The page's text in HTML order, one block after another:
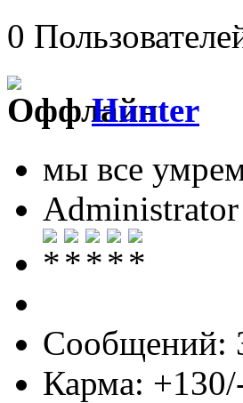
0
Hunter
мы все
Administrator
Сообщений:
Карма: